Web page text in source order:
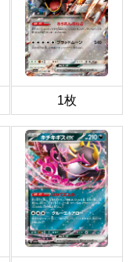
1枚